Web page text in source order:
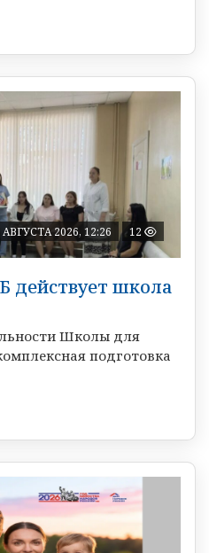
АВГУСТА 2026, 12:26 12
действует школа
Школы для
подготовка